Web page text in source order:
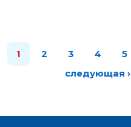
1 2 3 4 5
следующая ›